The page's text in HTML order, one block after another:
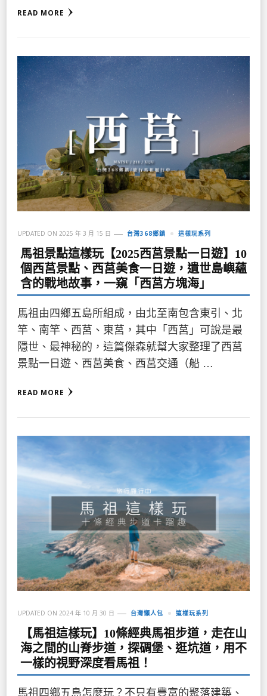
READ MORE
UPDATED ON 2025 年 3 月 15 日 台灣368鄉鎮 這樣玩系列
馬祖景點這樣玩【2025西莒景點一日遊】10
個西莒景點、西莒美食一日遊，遺世島嶼蘊
含的戰地故事，一窺「西莒方塊海」
馬祖由四鄉五島所組成，由北至南包含東引、北
竿、南竿、西莒、東莒，其中「西莒」可說是最
隱世、最神秘的，這篇傑森就幫大家整理了西莒
景點一日遊、西莒美食、西莒交通（船 …
READ MORE
UPDATED ON 2024 年 10 月 30 日 台灣懶人包 這樣玩系列
【馬祖這樣玩】10條經典馬祖步道，走在山
海之間的山脊步道，探碉堡、逛坑道，用不
一樣的視野深度看馬祖！
馬祖四鄉五島怎麼玩？不只有豐富的聚落建築、